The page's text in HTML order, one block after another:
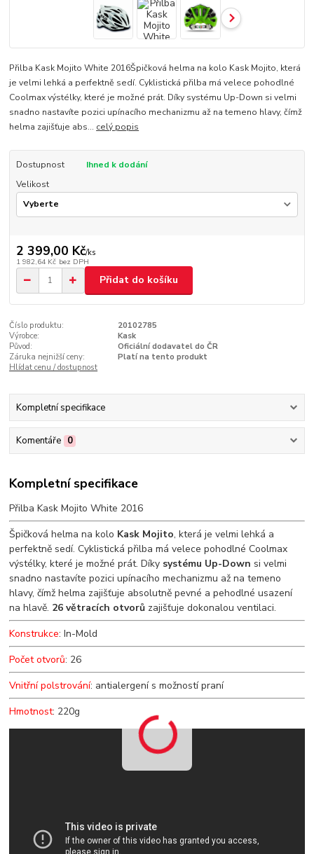
Přilba Kask Mojito White 2016Špičková helma na kolo Kask Mojito, která
je velmi lehká a perfektně sedí. Cyklistická přilba má velece pohodlné
Coolmax výstélky, které je možné prát. Díky systému Up-Down si velmi
snadno nastavíte pozici upínacího mechanizmu až na temeno hlavy, čímž
helma zajišťuje abs... celý popis
Dostupnost
Ihned k dodání
Velikost
2 399,00 Kč/ks
1 982,64 Kč bez DPH
Přidat do košíku
Číslo produktu:
20102785
Výrobce:
Kask
Původ:
Oficiální dodavatel do ČR
Záruka nejnižší ceny:
Platí na tento produkt
Hlídat cenu / dostupnost
Kompletní specifikace
Komentáře 0
Kompletní specifikace
Přilba Kask Mojito White 2016
Špičková helma na kolo Kask Mojito, která je velmi lehká a
perfektně sedí. Cyklistická přilba má velece pohodlné Coolmax
výstélky, které je možné prát. Díky systému Up-Down si velmi
snadno nastavíte pozici upínacího mechanizmu až na temeno
hlavy, čímž helma zajišťuje absolutně pevné a pehodlné usazení
na hlavě. 26 větracích otvorů zajišťuje dokonalou ventilaci.
Konstrukce: In-Mold
Počet otvorů: 26
Vnitřní polstrování: antialergení s možností praní
Hmotnost: 220g